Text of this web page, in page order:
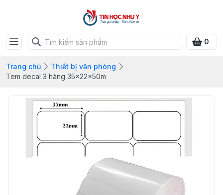
0
Trang chủ
Thiết bị văn phòng
Tem decal 3 hàng 35x22x50m